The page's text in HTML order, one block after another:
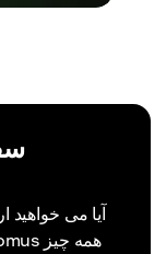
آیا می خواهید